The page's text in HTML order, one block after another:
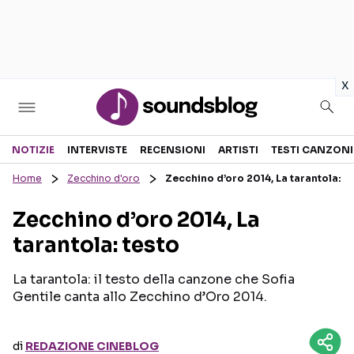
x
Sezioni
RECENSIONI MUSICALI
INTERVISTE
GOSSIP E CURIOSITÀ
TESTI CANZONI
TALENT SHOW
NOTIZIE INTERVISTE RECENSIONI ARTISTI TESTI CANZONI
Home Zecchino d'oro Zecchino d’oro 2014, La tarantola:
Zecchino d’oro 2014, La
tarantola: testo
La tarantola: il testo della canzone che Sofia
Gentile canta allo Zecchino d’Oro 2014.
di REDAZIONE CINEBLOG